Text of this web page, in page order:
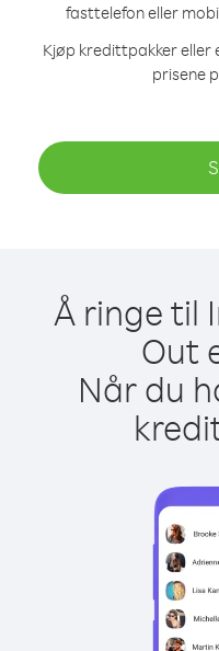
fasttelefon eller
Kjøp kredittpakker eller
prisene
Å ringe til
Out
Når du